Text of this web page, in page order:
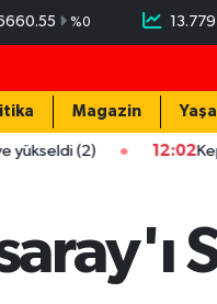
%0 13.779
Magazin
12:02 Kepez'de